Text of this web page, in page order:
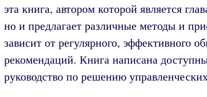
эта книга, автором которой является
но и предлагает различные методы и
зависит от регулярного, эффективного
рекомендаций. Книга написана
руководство по решению